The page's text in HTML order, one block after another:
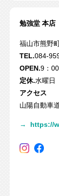
勉強堂 本店
福山市熊野
TEL.084-
OPEN.9：
定休.水曜日
アクセス
山陽自動車
→ https://